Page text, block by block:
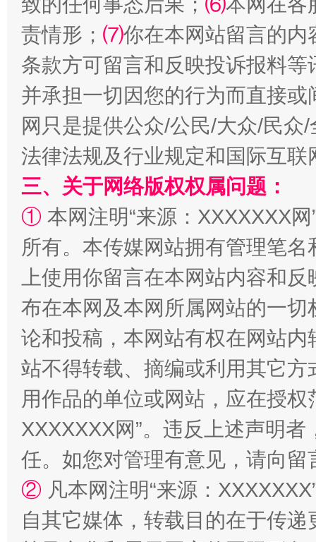
“蜀中异人”王建安的艺术幻境
责情形； ⑺你在本网站留言的内
条款方可留言和反映投诉报料
并承担一切因您的行为而直接
网只是提供公众/公民/大众/民
法律法规及行业规定和国际互
三、关于网络版权权属问题：
① 本网注明“来源：XXXXXXX
所有。本传媒网站拥有管理笔
上使用你留言在本网站内容和
布在本网及本网所属网站的一
论和投稿，本网站有权在网站
站不得转载、摘编或利用其它
用作品的单位或网站，应在授
XXXXXXX网”。违反上述声明
任。如您对管理有意见，请向
② 凡本网注明“来源：
自其它媒体，转载目的在于传